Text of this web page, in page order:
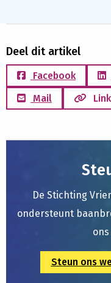
Deel dit artikel
Facebook
Mail
De Stichting
ondersteunt
Steun ons